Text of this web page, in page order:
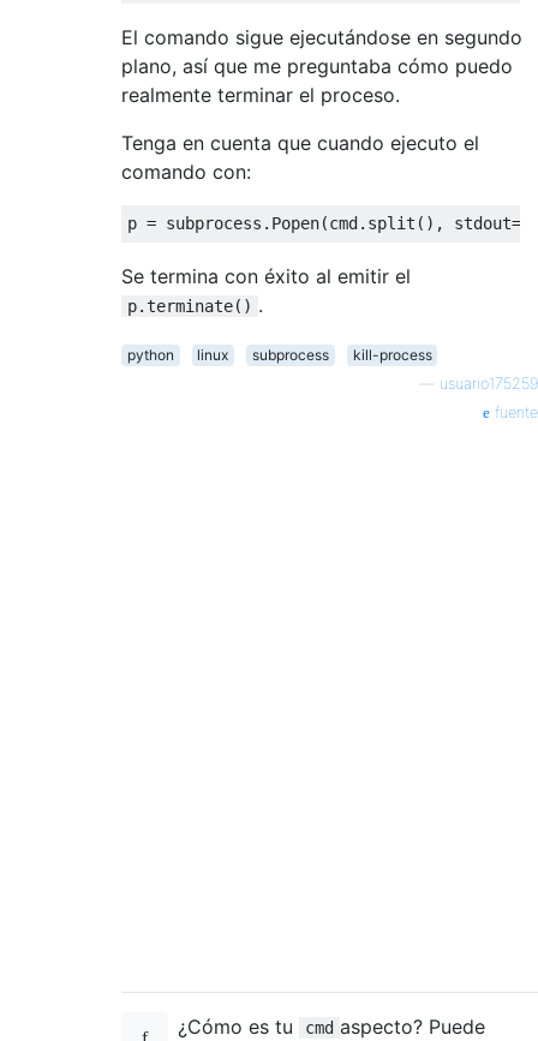
El comando sigue ejecutándose en segundo
plano, así que me preguntaba cómo puedo
realmente terminar el proceso.
Tenga en cuenta que cuando ejecuto el
comando con:
p = subprocess . Popen(cmd. split (), stdout=
Se termina con éxito al emitir el
p.terminate() .
python linux subprocess
kill-process
usuario175259
fuente
¿Cómo es tu cmd aspecto? Puede